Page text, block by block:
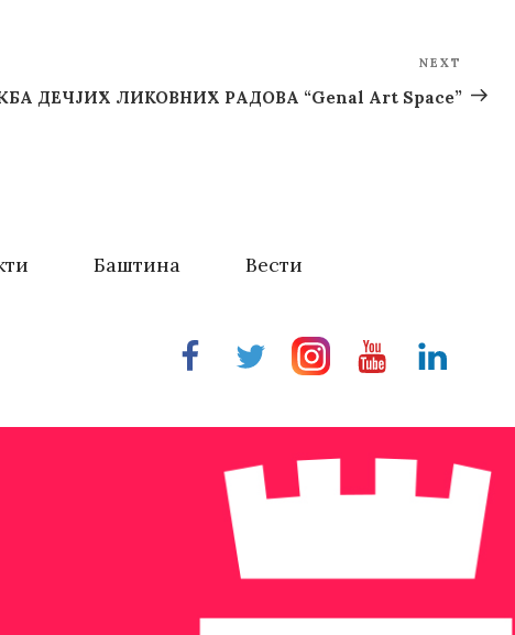
Post
NEXT
ДЕЧЈИХ ЛИКОВНИХ РАДОВА “Genal Art Space”
Баштина Вести
FacebookTwitterInstragramYoutubeLinkedin